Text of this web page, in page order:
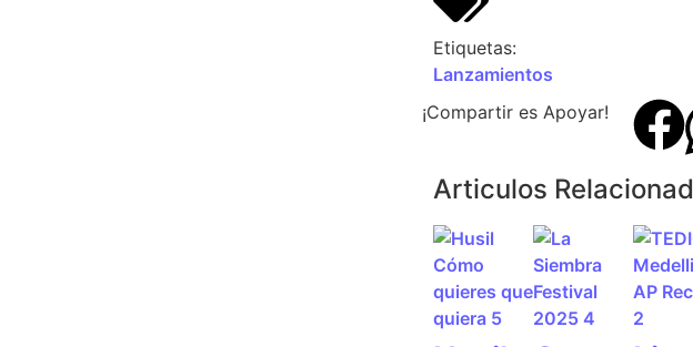
Etiquetas:
Lanzamientos
¡Compartir es Apoyar!
Articulos